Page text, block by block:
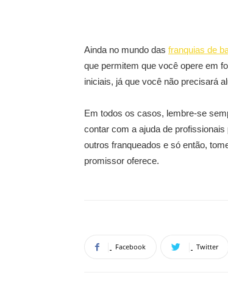
Ainda no mundo das franquias de
que permitem que você opere em
iniciais, já que você não precisará
Em todos os casos, lembre-se
contar com a ajuda de
outros franqueados e só então,
promissor oferece.
Facebook Twitter